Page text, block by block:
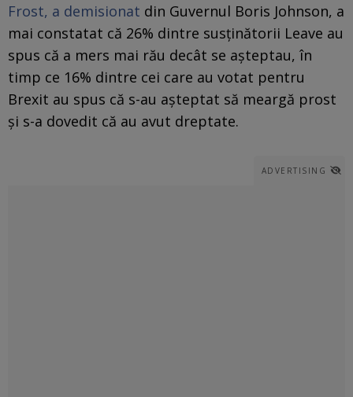
Frost, a demisionat din Guvernul Boris Johnson, a
mai constatat că 26% dintre susținătorii Leave au
spus că a mers mai rău decât se așteptau, în
timp ce 16% dintre cei care au votat pentru
Brexit au spus că s-au așteptat să meargă prost
și s-a dovedit că au avut dreptate.
ADVERTISING